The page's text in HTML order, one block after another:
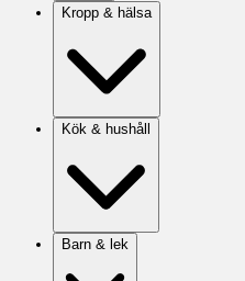
Kropp & hälsa
Kök & hushåll
Barn & lek